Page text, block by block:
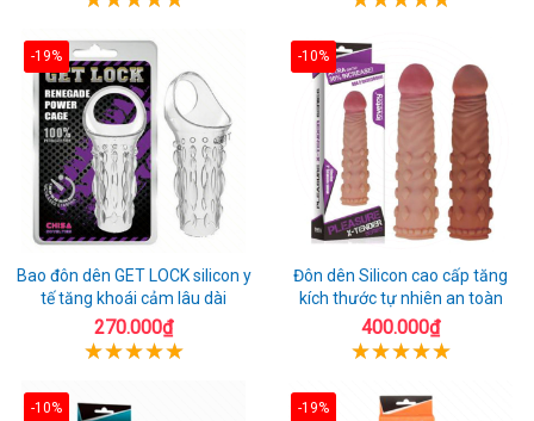
-19%
Bao đôn dên GET LOCK silicon y
tế tăng khoái cảm lâu dài
270.000₫
-10%
Đôn dên Silicon cao cấp tăng
kích thước tự nhiên an toàn
400.000₫
-10% -19%